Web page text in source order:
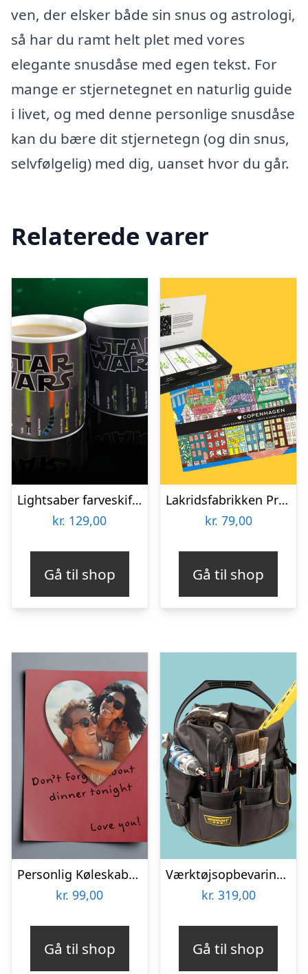
ven, der elsker både sin snus og astrologi,
så har du ramt helt plet med vores
elegante snusdåse med egen tekst. For
mange er stjernetegnet en naturlig guide
i livet, og med denne personlige snusdåse
kan du bære dit stjernetegn (og din snus,
selvfølgelig) med dig, uanset hvor du går.
Relaterede varer
Lightsaber farveskiftende krus
kr. 129,00
Gå til shop
Lakridsfabrikken Premiumlakrids – Copenhagen
kr. 79,00
Gå til shop
Personlig Køleskabsmagnet med Foto – Hjerte
kr. 99,00
Gå til shop
Værktøjsopbevaring til spand
kr. 319,00
Gå til shop